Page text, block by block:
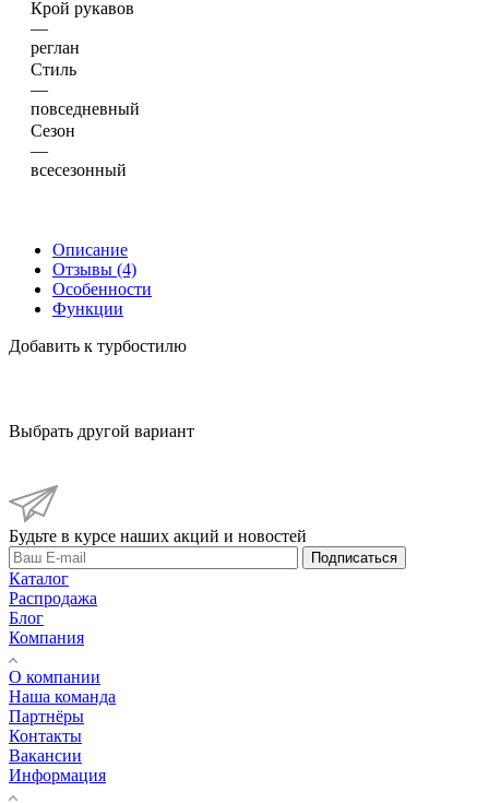
Крой рукавов
—
реглан
Стиль
—
повседневный
Сезон
—
всесезонный
Описание
Отзывы (4)
Особенности
Функции
Добавить к турбостилю
Выбрать другой вариант
Будьте в курсе наших акций и новостей
Подписаться
Каталог
Распродажа
Блог
Компания
О компании
Наша команда
Партнёры
Контакты
Вакансии
Информация